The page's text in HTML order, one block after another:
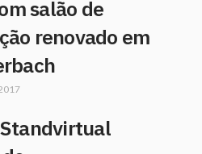
salão de
renovado em